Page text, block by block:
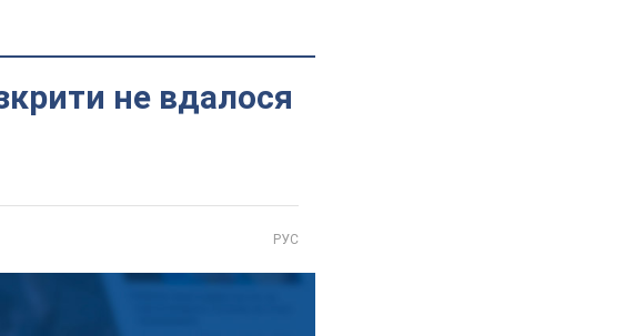
не вдалося
РУС